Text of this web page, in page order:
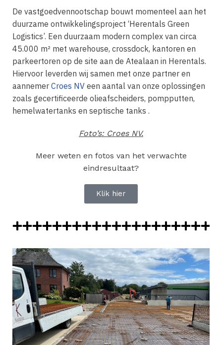
De vastgoedvennootschap bouwt momenteel aan het
duurzame ontwikkelingsproject ‘Herentals Green
Logistics’. Een duurzaam modern complex van circa
45.000 m² met warehouse, crossdock, kantoren en
parkeertoren op de site aan de Atealaan in Herentals.
Hiervoor leverden wij samen met onze partner en
aannemer Croes NV een aantal van onze oplossingen
zoals gecertificeerde olieafscheiders, pompputten,
hemelwatertanks en septische tanks .
Foto’s: Croes NV.
Meer weten en fotos van het verwachte
eindresultaat?
Klik hier